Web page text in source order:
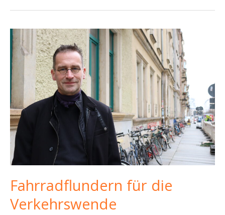
wirklich),
Rad
voran(g)
und
„Alles
muss
raus
(Geld)“
–
Bericht
vom
SBR-
4.11.2025
Fahrradflundern für die
Verkehrswende